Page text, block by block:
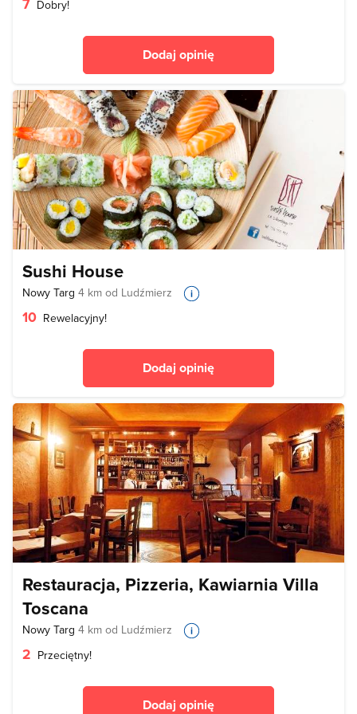
Dobry!
Dodaj opinię
Sushi House
Nowy Targ 4 km od Ludźmierz
10 Rewelacyjny!
Dodaj opinię
Restauracja, Pizzeria, Kawiarnia Villa
Toscana
Nowy Targ 4 km od Ludźmierz
2 Przeciętny!
Dodaj opinię